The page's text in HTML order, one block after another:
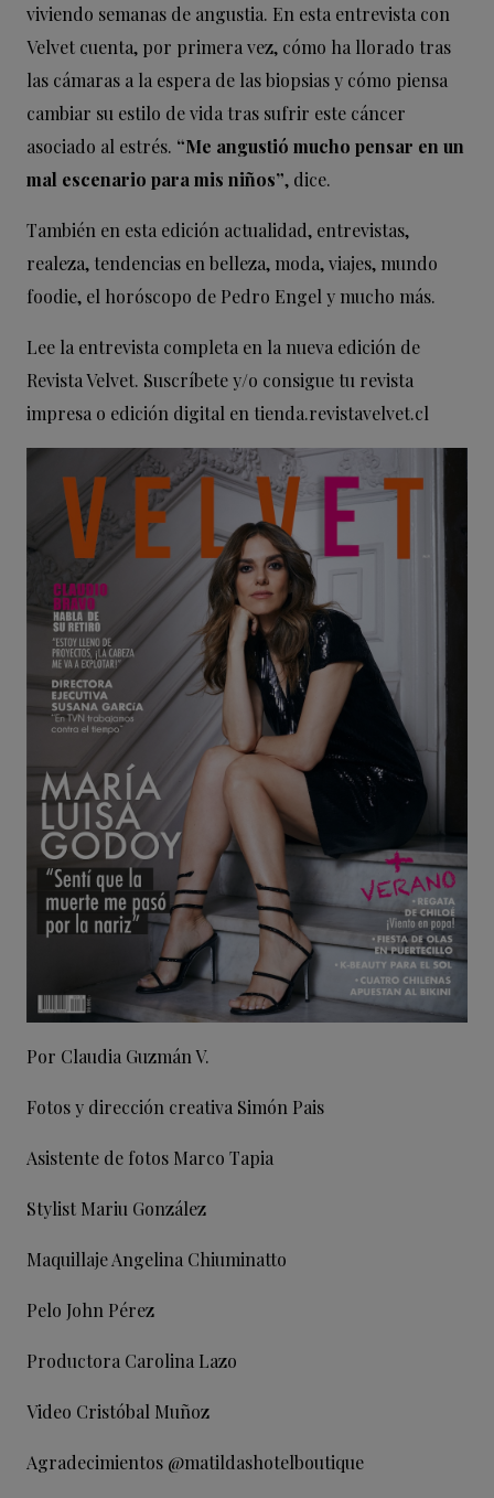
viviendo semanas de angustia. En esta entrevista con
Velvet cuenta, por primera vez, cómo ha llorado tras
las cámaras a la espera de las biopsias y cómo piensa
cambiar su estilo de vida tras sufrir este cáncer
asociado al estrés. “Me angustió mucho pensar en un
mal escenario para mis niños”, dice.
También en esta edición actualidad, entrevistas,
realeza, tendencias en belleza, moda, viajes, mundo
foodie, el horóscopo de Pedro Engel y mucho más.
Lee la entrevista completa en la nueva edición de
Revista Velvet. Suscríbete y/o consigue tu revista
impresa o edición digital en tienda.revistavelvet.cl
Por Claudia Guzmán V.
Fotos y dirección creativa Simón Pais
Asistente de fotos Marco Tapia
Stylist Mariu González
Maquillaje Angelina Chiuminatto
Pelo John Pérez
Productora Carolina Lazo
Video Cristóbal Muñoz
Agradecimientos @matildashotelboutique